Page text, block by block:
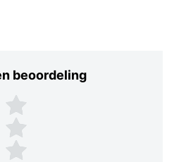
beoordeling
Plaats een beoordeling
5 sterren
4 sterren
3 sterren